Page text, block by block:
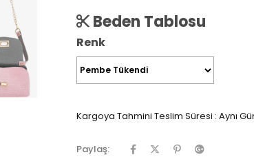
Beden Tablosu
Renk
Kargoya Tahmini Teslim Süresi : Aynı
Paylaş: